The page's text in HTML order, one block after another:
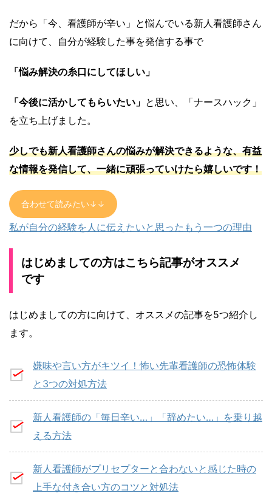
だから「今、看護師が辛い」と悩んでいる新人看護師さん
に向けて、自分が経験した事を発信する事で
「悩み解決の糸口にしてほしい」
「今後に活かしてもらいたい」 と思い、「ナースハック」
を立ち上げました。
少しでも新人看護師さんの悩みが解決できるような、有益
な情報を発信して、一緒に頑張っていけたら嬉しいです！
合わせて読みたい↓↓
私が自分の経験を人に伝えたいと思ったもう一つの理由
はじめましての方はこちら記事がオススメ
です
はじめましての方に向けて、オススメの記事を5つ紹介し
ます。
嫌味や言い方がキツイ！怖い先輩看護師の恐怖体験
と3つの対処方法
新人看護師の「毎日辛い…」「辞めたい…」を乗り越
える方法
新人看護師がプリセプターと合わないと感じた時の
上手な付き合い方のコツと対処法